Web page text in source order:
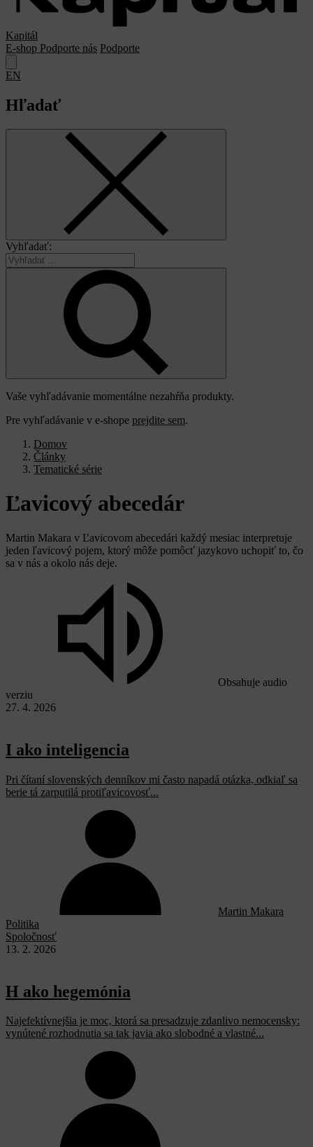
Kapitál
E-shop Podporte nás Podporte
EN
Hľadať
Vyhľadať:
Vaše vyhľadávanie momentálne nezahŕňa produkty.
Pre vyhľadávanie v e-shope prejdite sem.
Domov
Články
Tematické série
Ľavicový abecedár
Martin Makara v Ľavicovom abecedári každý mesiac interpretuje
jeden ľavicový pojem, ktorý môže pomôcť jazykovo uchopiť to, čo
sa v nás a okolo nás deje.
Obsahuje audio
verziu
27. 4. 2026
I ako inteligencia
Pri čítaní slovenských denníkov mi často napadá otázka, odkiaľ sa
berie tá zarputilá protiľavicovosť...
Martin Makara
Politika
Spoločnosť
13. 2. 2026
H ako hegemónia
Najefektívnejšia je moc, ktorá sa presadzuje zdanlivo nemocensky:
vynútené rozhodnutia sa tak javia ako slobodné a vlastné...